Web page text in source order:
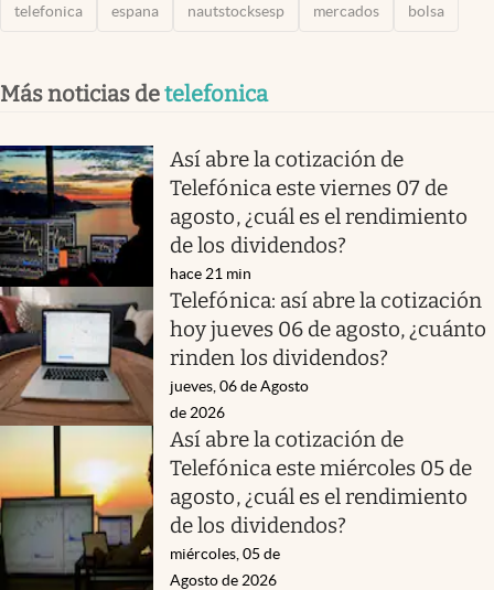
telefonica espana nautstocksesp mercados bolsa
Más noticias detelefonica
Así abre la cotización de
Telefónica este viernes 07 de
agosto, ¿cuál es el rendimiento
de los dividendos?
hace 21 min
Telefónica: así abre la cotización
hoy jueves 06 de agosto, ¿cuánto
rinden los dividendos?
jueves, 06 de Agosto
de 2026
Así abre la cotización de
Telefónica este miércoles 05 de
agosto, ¿cuál es el rendimiento
de los dividendos?
miércoles, 05 de
Agosto de 2026